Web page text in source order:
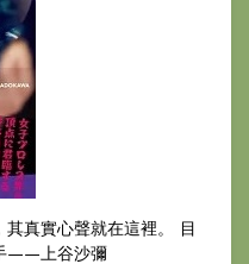
真實心聲就在這裡。 目
——上谷沙彌